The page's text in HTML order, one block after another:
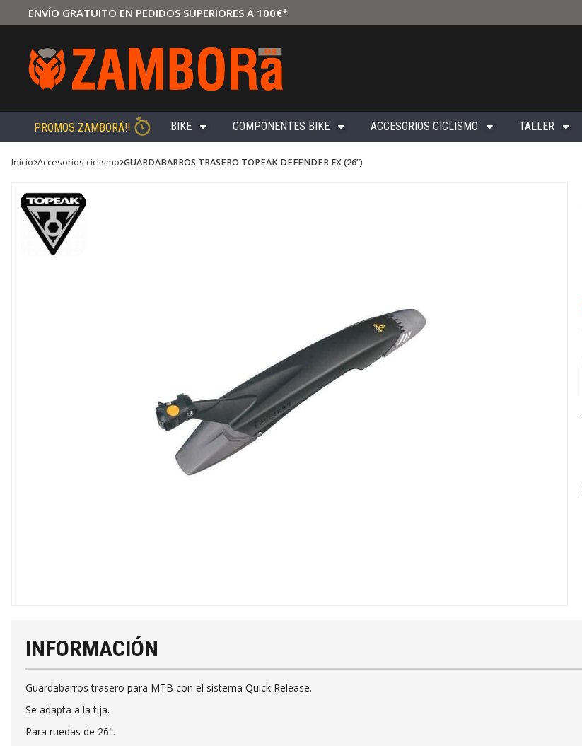
ENVÍO GRATUITO EN PEDIDOS SUPERIORES A 100€*
PROMOS ZAMBORÁ!! BIKE COMPONENTES BIKE ACCESORIOS CICLISMO TALLER
Inicio accesorios ciclismo GUARDABARROS TRASERO TOPEAK DEFENDER FX (26”)
INFORMACIÓN
Guardabarros trasero para MTB con el sistema Quick Release.
Se adapta a la tija.
Para ruedas de 26".